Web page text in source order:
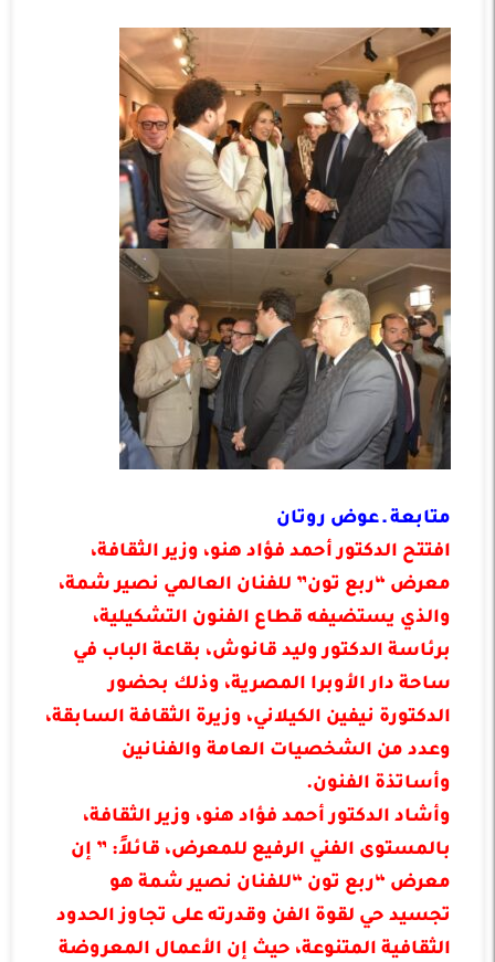
متابعة ـ عوض روتان
افتتح الدكتور أحمد فؤاد هنو، وزير الثقافة،
معرض “ربع تون” للفنان العالمي نصير شمة،
والذي يستضيفه قطاع الفنون التشكيلية،
برئاسة الدكتور وليد قانوش، بقاعة الباب في
ساحة دار الأوبرا المصرية، وذلك بحضور
الدكتورة نيفين الكيلاني، وزيرة الثقافة السابقة،
وعدد من الشخصيات العامة والفنانين
وأساتذة الفنون.
وأشاد الدكتور أحمد فؤاد هنو، وزير الثقافة،
بالمستوى الفني الرفيع للمعرض، قائلاً: ” إن
معرض “ربع تون “للفنان نصير شمة هو
تجسيد حي لقوة الفن وقدرته على تجاوز الحدود
الثقافية المتنوعة، حيث إن الأعمال المعروضة